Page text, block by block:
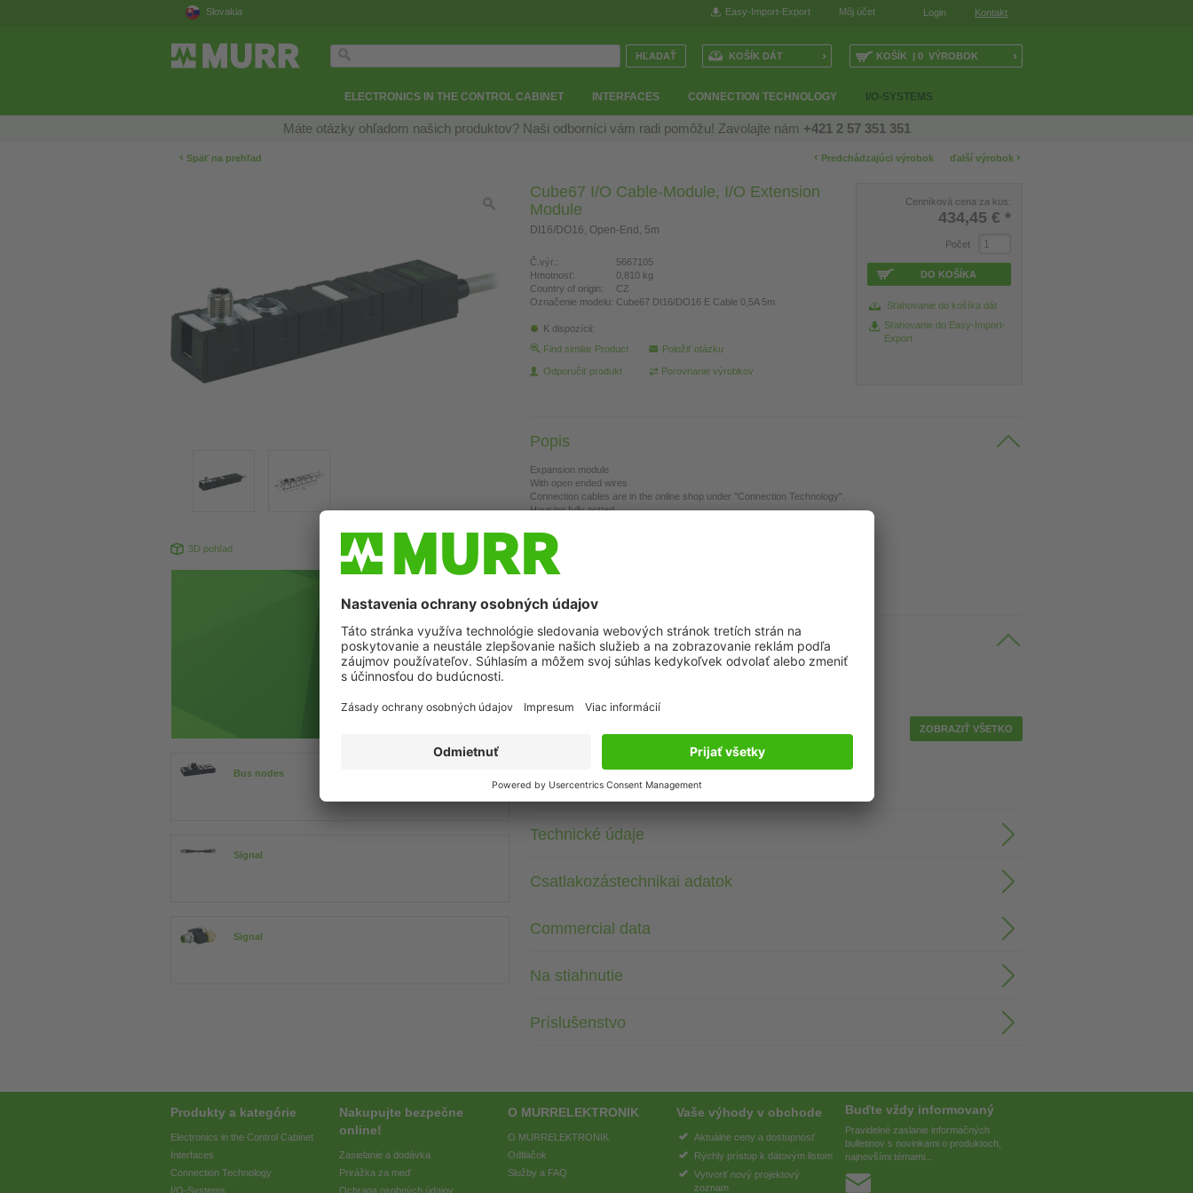
Slovakia Login Kontakt
Môj účet
Easy-Import-Export
ELECTRONICS IN THE CONTROL CABINET INTERFACES CONNECTION TECHNOLOGY I/O-SYSTEMS
KOŠÍK | 0 VÝROBOK ›
KOŠÍK DÁT ›
Máte otázky ohľadom našich produktov? Naši odborníci vám radi pomôžu! Zavolajte nám +421 2 57 351 351
‹ Späť na prehľad ďalší výrobok ›
‹ Predchádzajúci výrobok
3D pohľad Produkt sa môže líšiť od zobrazenia
Bus nodes
Signal
Signal
Cube67 I/O Cable-Module, I/O Extension
Module
DI16/DO16, Open-End, 5m
Č.výr.:
5667105
Hmotnosť:
0,810 kg
Country of origin:
CZ
Označenie modelu: Cube67 DI16/DO16 E Cable 0,5A 5m
K dispozícii:
Find similar Product
Položiť otázku
Odporučiť produkt Porovnanie výrobkov
Cenníková cena za kus:
434,45 € *
Počet
DO KOŠÍKA
Sťahovanie do košíka dát
Sťahovanie do Easy-Import-
Export
Popis
Expansion module
With open ended wires
Connection cables are in the online shop under "Connection Technology".
Housing fully potted.
Connect Product
ZOBRAZIŤ VŠETKO
Technické údaje
Csatlakozástechnikai adatok
Commercial data
Na stiahnutie
Príslušenstvo
Produkty a kategórie
Electronics in the Control Cabinet
Interfaces
Connection Technology
I/O-Systems
Nakupujte bezpečne
online!
Zasielanie a dodávka
Prirážka za meď
Ochrana osobných údajov
O MURRELEKTRONIK
O MURRELEKTRONIK
Odtlačok
Služby a FAQ
Vaše výhody v obchode
Aktuálne ceny a dostupnosť
Rýchly prístup k dátovým listom
Vytvoriť nový projektový
zoznam
Buďte vždy informovaný
Pravidelné zaslanie informačných
bulletinov s novinkami o produktoch,
najnovšími témami...